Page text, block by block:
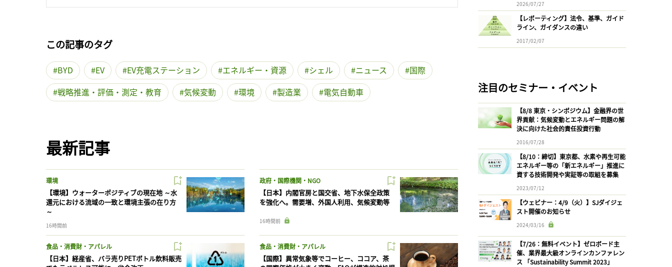
この記事のタグ
BYD EV EV充電ステーション エネルギー・資源 シェル ニュース
国際
戦略推進・評価・測定・教育
気候変動 環境 製造業 電気自動車
最新記事
環境
【環境】ウォーターポジティブの現在地 ～水
還元における流域の一致と環境主張の在り方
～
16時間前
政府・国際機関・NGO
【日本】内閣官房と国交省、地下水保全政策
を強化へ。需要増、外国人利用、気候変動等
16時間前
食品・消費財・アパレル
【日本】経産省、バラ売りPETボトル飲料販売
食品・消費財・アパレル
【国際】異常気象等でコーヒー、ココア、茶
2026/07/27
【レポーティング】法令、基準、ガイド
ライン、ガイダンスの違い
2017/02/07
注目のセミナー・イベント
【8/8 東京・シンポジウム】金融界の世
界貢献：気候変動とエネルギー問題の解
決に向けた社会的責任投資行動
2016/07/28
【8/10：締切】東京都、水素や再生可能
エネルギー等の「新エネルギー」推進に
資する技術開発や実証等の取組を募集
2023/07/12
【ウェビナー：4/9（火）】SJダイジェ
スト開催のお知らせ
2024/03/16
【7/26：無料イベント】ゼロボード主
催、業界最大級オンラインカンファレン
ス 「Sustainability Summit 2023」